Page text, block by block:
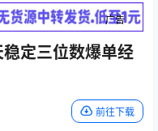
广告
定三位数爆单经
前往下载